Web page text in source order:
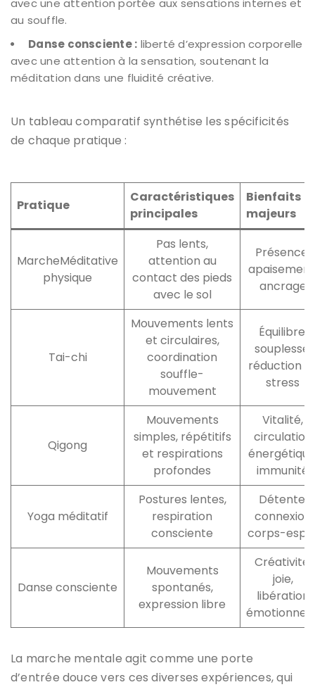
au souffle.
Danse consciente : liberté d’expression corporelle
avec une attention à la sensation, soutenant la
méditation dans une fluidité créative.
Un tableau comparatif synthétise les spécificités
de chaque pratique :
Pratique
Caractéristiques
principales
Bienfaits
majeurs
MarcheMéditative
physique
Pas lents,
attention au
contact des pieds
avec le sol
Présence,
ancrage
Tai-chi
Mouvements lents
et circulaires,
coordination
souffle-
mouvement
Équilibre,
souplesse,
réduction
stress
Qigong
Mouvements
simples, répétitifs
et respirations
profondes
Vitalité,
circulation
immunité
Yoga méditatif
Postures lentes,
respiration
consciente
Détente,
connexion
corps-
Danse consciente
Mouvements
spontanés,
expression libre
Créativité,
joie,
libération
La marche mentale agit comme une porte
d’entrée douce vers ces diverses expériences, qui